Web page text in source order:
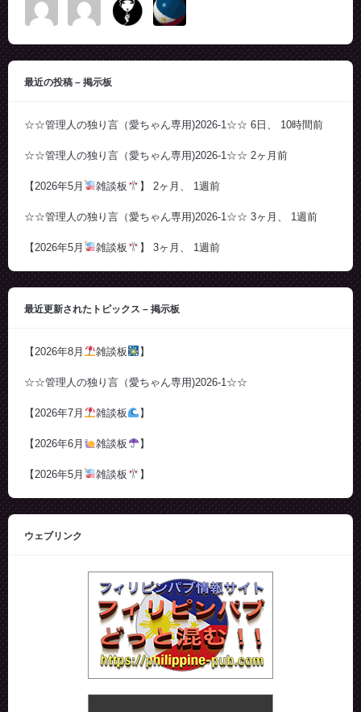
最近の投稿 – 掲示板
☆☆管理人の独り言（愛ちゃん専用)2026-1☆☆ 6日、 10時間前
☆☆管理人の独り言（愛ちゃん専用)2026-1☆☆ 2ヶ月前
【2026年5月 雑談板 】 2ヶ月、 1週前
☆☆管理人の独り言（愛ちゃん専用)2026-1☆☆ 3ヶ月、 1週前
【2026年5月 雑談板 】 3ヶ月、 1週前
最近更新されたトピックス – 掲示板
【2026年8月 雑談板 】
☆☆管理人の独り言（愛ちゃん専用)2026-1☆☆
【2026年7月 雑談板 】
【2026年6月 雑談板 】
【2026年5月 雑談板 】
ウェブリンク